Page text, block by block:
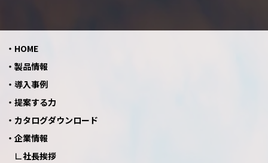
HOME
製品情報
導入事例
提案する力
カタログダウンロード
企業情報
社長挨拶